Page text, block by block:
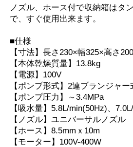
ノズル、ホース付で収納箱はタ
で、すぐ使用出来ます。
■仕様
【寸法】長さ230×幅325×高さ
【本体乾燥質量】13.8kg
【電源】100V
【ポンプ形式】2連プランジャー
【ポンプ圧力】～3.4MPa
【吸水量】5.8L/min(50Hz)、
【ノズル】ユニバーサルノズル
【ホース】8.5mmｘ10m
【モーター】100V-400W